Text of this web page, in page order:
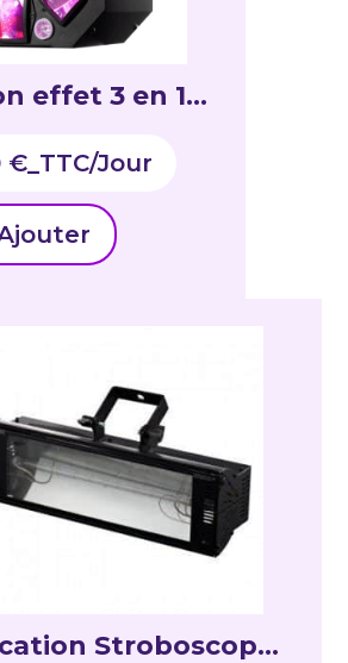
effet 3 en 1
€_TTC
Stroboscope